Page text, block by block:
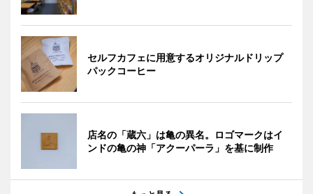
セルフカフェに用意するオリジナルドリップ
パックコーヒー
店名の「蔵六」は亀の異名。ロゴマークはイ
ンドの亀の神「アクーパーラ」を基に制作